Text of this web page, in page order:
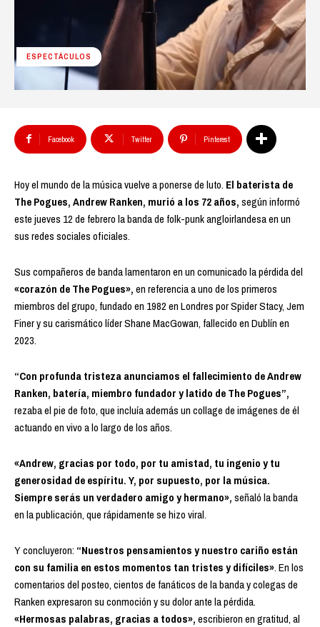
ESPECTÁCULOS
Facebook Twitter Pinterest
Hoy el mundo de la música vuelve a ponerse de luto. El baterista de
The Pogues, Andrew Ranken, murió a los 72 años,según informó
este jueves 12 de febrero la banda de folk-punk angloirlandesa en un
sus redes sociales oficiales.
Sus compañeros de banda lamentaron en un comunicado la pérdida del
«corazón de The Pogues»,en referencia a uno de los primeros
miembros del grupo, fundado en 1982 en Londres por Spider Stacy, Jem
Finer y su carismático líder Shane MacGowan, fallecido en Dublín en
2023.
“Con profunda tristeza anunciamos el fallecimiento de Andrew
Ranken, batería, miembro fundador y latido de The Pogues”,
rezaba el pie de foto, que incluía además un collage de imágenes de él
actuando en vivo a lo largo de los años.
«Andrew, gracias por todo, por tu amistad, tu ingenio y tu
generosidad de espíritu. Y, por supuesto, por la música.
Siempre serás un verdadero amigo y hermano»,señaló la banda
en la publicación, que rápidamente se hizo viral.
Y concluyeron: “Nuestros pensamientos y nuestro cariño están
con su familia en estos momentos tan tristes y difíciles». En los
comentarios del posteo, cientos de fanáticos de la banda y colegas de
Ranken expresaron su conmoción y su dolor ante la pérdida.
«Hermosas palabras, gracias a todos»,escribieron en gratitud, al